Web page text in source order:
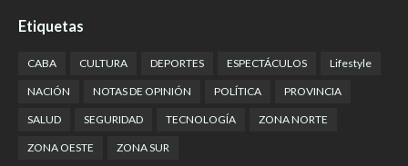
Etiquetas
CABA CULTURA DEPORTES ESPECTÁCULOS Lifestyle
NACIÓN NOTAS DE OPINIÓN POLÍTICA PROVINCIA
SALUD SEGURIDAD TECNOLOGÍA ZONA NORTE
ZONA OESTE ZONA SUR